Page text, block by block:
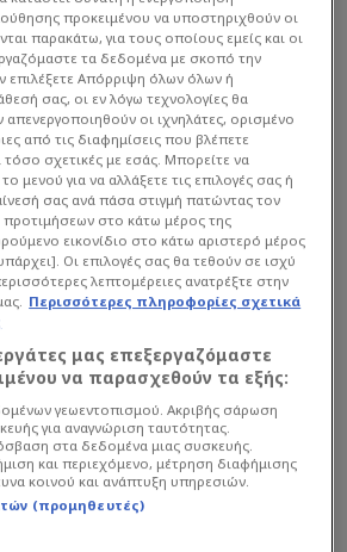
Έλληνα διεθνούς επιθετικού
το ενδιαφέρον αρκετών
δημοσιεύματα να
Φενέρμπαχτσεκαι η Μπεσίκτας
την περίπτωσή του για την
προκειμένου να υποστηριχθούν οι
παρακάτω, για τους οποίους εμείς και οι
τα δεδομένα με σκοπό την
Απόρριψη όλων όλων ή
σας, οι εν λόγω τεχνολογίες θα
οι ιχνηλάτες, ορισμένο
από τις διαφημίσεις που βλέπετε
τόσο σχετικές με εσάς. Μπορείτε να
μενού για να αλλάξετε τις επιλογές σας ή
σας ανά πάσα στιγμή πατώντας τον
στο κάτω μέρος της
εικονίδιο στο κάτω αριστερό μέρος
Οι επιλογές σας θα τεθούν σε ισχύ
λεπτομέρειες ανατρέξτε στην
Περισσότερες πληροφορίες σχετικά
μας επεξεργαζόμαστε
να παρασχεθούν τα εξής:
γεωεντοπισμού. Ακριβής σάρωση
για αναγνώριση ταυτότητας.
στα δεδομένα μιας συσκευής.
και περιεχόμενο, μέτρηση διαφήμισης
κοινού και ανάπτυξη υπηρεσιών.
(προμηθευτές)